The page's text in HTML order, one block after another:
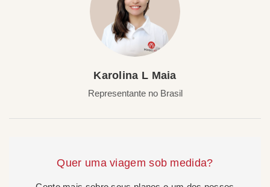
Karolina L Maia
Representante no Brasil
Quer uma viagem sob medida?